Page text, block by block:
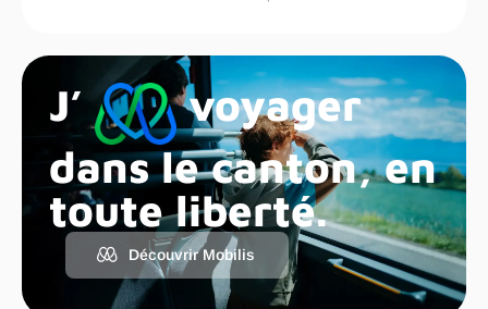
J’
voyager
dans le canton, en
toute liberté.
Découvrir Mobilis